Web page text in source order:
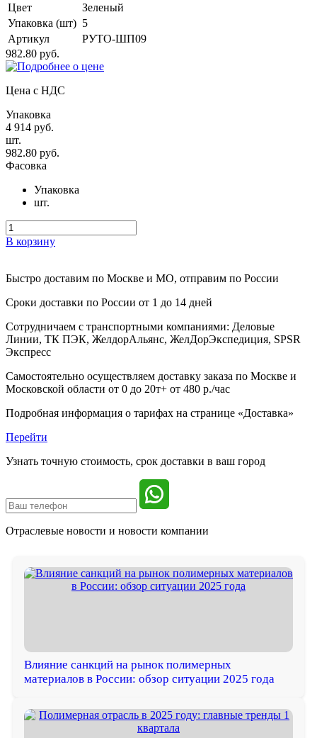
Цвет
Зеленый
Упаковка (шт) 5
Артикул
РУТО-ШП09
982.80 руб.
Цена с НДС
Упаковка
4 914 руб.
шт.
982.80 руб.
Фасовка
Упаковка
шт.
В корзину
Быстро доставим по Москве и МО, отправим по России
Сроки доставки по России от 1 до 14 дней
Сотрудничаем с транспортными компаниями: Деловые
Линии, ТК ПЭК, ЖелдорАльянс, ЖелДорЭкспедиция, SPSR
Экспресс
Самостоятельно осуществляем доставку заказа по Москве и
Московской области от 0 до 20т+ от 480 р./час
Подробная информация о тарифах на странице «Доставка»
Перейти
Узнать точную стоимость, срок доставки в ваш город
Отраслевые новости и новости компании
Влияние санкций на рынок полимерных
материалов в России: обзор ситуации 2025 года